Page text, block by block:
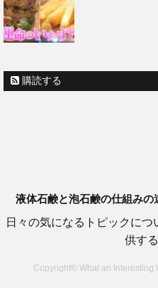
購読する
液体石鹸と泡石鹸の仕組み
日々の気になるトピックに
供す
Copyright© What an Interesting